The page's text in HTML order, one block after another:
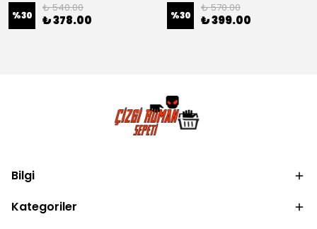
%30
₺ 540.00
₺ 378.00 %30
₺ 570.00
₺ 399.00
Bilgi
Kategoriler